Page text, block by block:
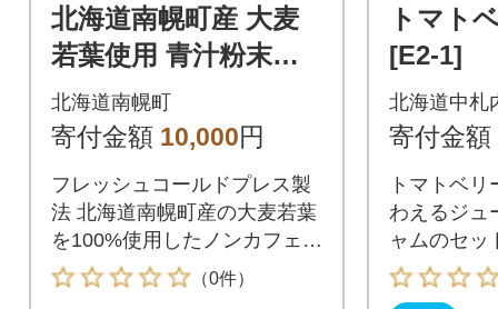
北海道南幌町産 大麦
若葉使用 青汁粉末
「なんと!おいしい若
葉のしずく」 30包入×
北海道南幌町
寄付金額 10,000円
フレッシュコールドプレス製
法 北海道南幌町産の大麦若葉
を100%使用したノンカフェイ
ン青汁粉末
（0件）
トマト
[E2-1]
北海道中札
寄付金額
トマトベ
わえるジュ
ャムのセッ